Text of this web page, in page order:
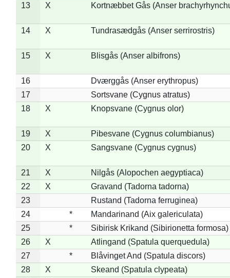
13
X Kortnæbbet Gås (Anser
14 X Tundrasædgås (Anser serrirostris)
15 X Blisgås (Anser albifrons)
16
Dværggås (Anser erythropus)
17
Sortsvane (Cygnus atratus)
18
X Knopsvane (Cygnus olor)
19 X
Pibesvane (Cygnus columbianus)
20
X Sangsvane (Cygnus cygnus)
21 X
Nilgås (Alopochen aegyptiaca)
22
X
Gravand (Tadorna tadorna)
23
Rustand (Tadorna ferruginea)
24
*
Mandarinand (Aix galericulata)
25
*
Sibirisk Krikand (Sibirionetta formosa)
26
X
Atlingand (Spatula querquedula)
27
*
Blåvinget And (Spatula discors)
28
X
Skeand (Spatula clypeata)